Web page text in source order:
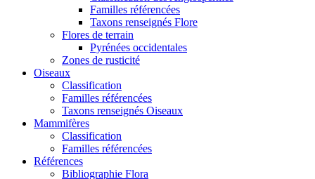
Familles référencées
Taxons renseignés Flore
Flores de terrain
Pyrénées occidentales
Zones de rusticité
Oiseaux
Classification
Familles référencées
Taxons renseignés Oiseaux
Mammifères
Classification
Familles référencées
Références
Bibliographie Flora